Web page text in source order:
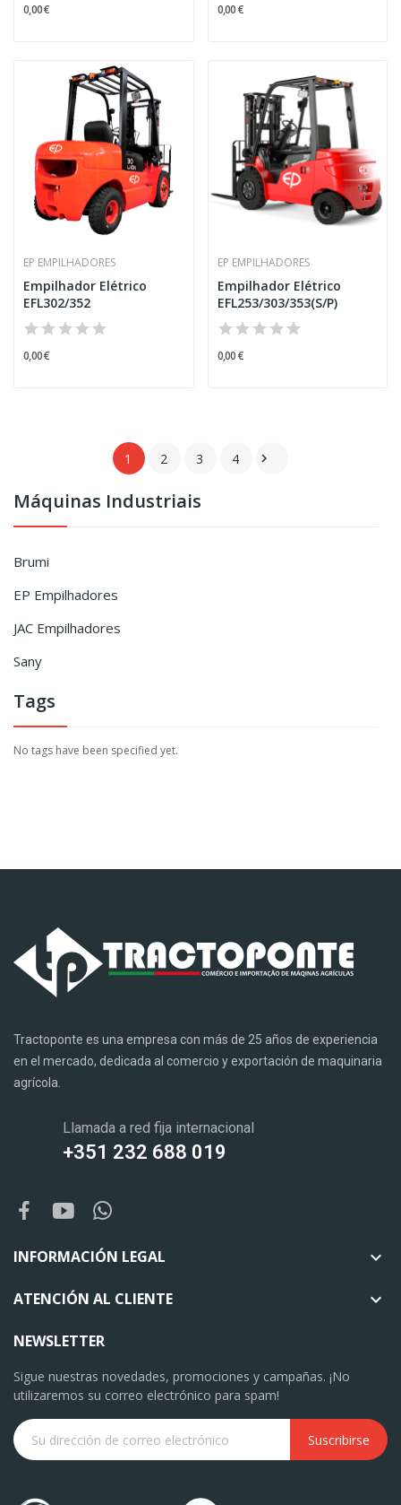
Máquinas Industriais
Brumi
EP Empilhadores
JAC Empilhadores
Sany
Tags
No tags have been specified yet.
0,00 € 0,00 €
EP EMPILHADORES
Empilhador Elétrico
EFL302/352
0,00 €
EP EMPILHADORES
Empilhador Elétrico
EFL253/303/353(S/P)
0,00 €
1 2 3 4 
Tractoponte es una empresa con más de 25 años de experiencia
en el mercado, dedicada al comercio y exportación de maquinaria
agrícola.
Llamada a red fija internacional
+351 232 688 019
INFORMACIÓN LEGAL 
ATENCIÓN AL CLIENTE 
NEWSLETTER
Sigue nuestras novedades, promociones y campañas. ¡No
utilizaremos su correo electrónico para spam!
Suscribirse